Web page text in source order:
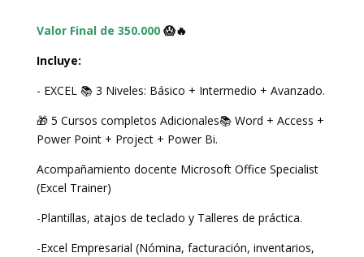
Valor Final de 350.000😱🔥
Incluye:
- EXCEL 📚 3 Niveles: Básico + Intermedio + Avanzado.
🎁 5 Cursos completos Adicionales📚 Word + Access +
Power Point + Project + Power Bi.
Acompañamiento docente Microsoft Office Specialist
(Excel Trainer)
-Plantillas, atajos de teclado y Talleres de práctica.
-Excel Empresarial (Nómina, facturación, inventarios,